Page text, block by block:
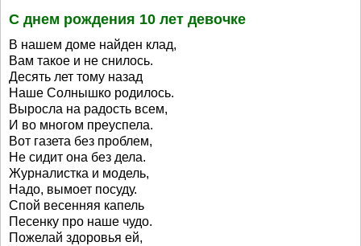
С днем рождения 10 лет девочке
В нашем доме найден клад,
Вам такое и не снилось.
Десять лет тому назад
Наше Солнышко родилось.
Выросла на радость всем,
И во многом преуспела.
Вот газета без проблем,
Не сидит она без дела.
Журналистка и модель,
Надо, вымоет посуду.
Спой весенняя капель
Песенку про наше чудо.
Пожелай здоровья ей,